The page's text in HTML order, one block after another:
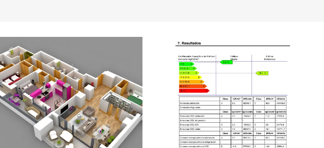
12 JUNIO, 2015
ARMARIOS EMPOTRADOS
ARQUITECTURA EDIFICIO
LÚMINA INFOGRAFÍAS PLANOS
PRADO DE LA VEGA
Vista general Tipo A-
11 JUNIO, 2015
CALIDADES
CONSTRUCCION
EDIFICIO LÚMINA
PRADO DE LA VEGA
Resultados
calificación